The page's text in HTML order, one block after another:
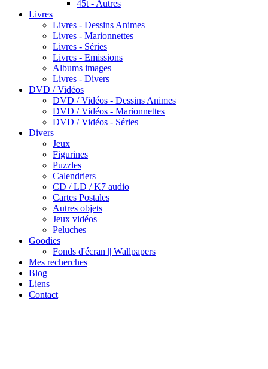
45t - Autres
Livres
Livres - Dessins Animes
Livres - Marionnettes
Livres - Séries
Livres - Emissions
Albums images
Livres - Divers
DVD / Vidéos
DVD / Vidéos - Dessins Animes
DVD / Vidéos - Marionnettes
DVD / Vidéos - Séries
Divers
Jeux
Figurines
Puzzles
Calendriers
CD / LD / K7 audio
Cartes Postales
Autres objets
Jeux vidéos
Peluches
Goodies
Fonds d'écran || Wallpapers
Mes recherches
Blog
Liens
Contact